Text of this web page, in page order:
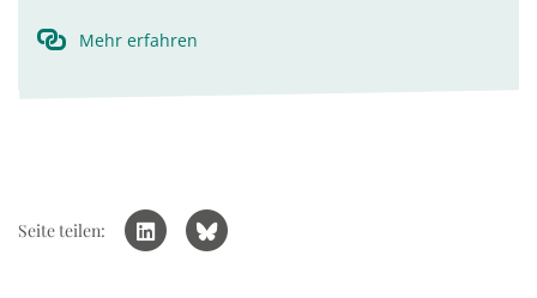
Mehr erfahren
Seite teilen: